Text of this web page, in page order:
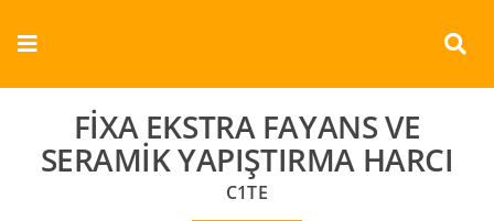
Toggle
Navigation
Kurumsal
Ürünler
FİXA EKSTRA FAYANS VE
SERAMIK YAPIŞTIRMA HARCI
C1TE